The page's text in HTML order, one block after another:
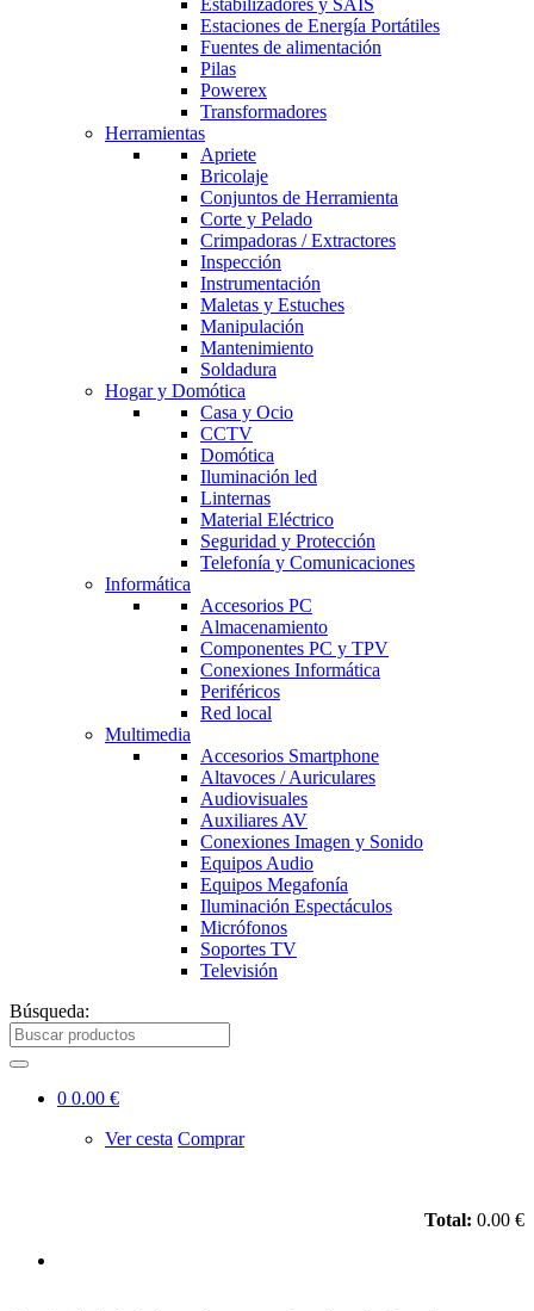
Estabilizadores y SAIS
Estaciones de Energía Portátiles
Fuentes de alimentación
Pilas
Powerex
Transformadores
Herramientas
Apriete
Bricolaje
Conjuntos de Herramienta
Corte y Pelado
Crimpadoras / Extractores
Inspección
Instrumentación
Maletas y Estuches
Manipulación
Mantenimiento
Soldadura
Hogar y Domótica
Casa y Ocio
CCTV
Domótica
Iluminación led
Linternas
Material Eléctrico
Seguridad y Protección
Telefonía y Comunicaciones
Informática
Accesorios PC
Almacenamiento
Componentes PC y TPV
Conexiones Informática
Periféricos
Red local
Multimedia
Accesorios Smartphone
Altavoces / Auriculares
Audiovisuales
Auxiliares AV
Conexiones Imagen y Sonido
Equipos Audio
Equipos Megafonía
Iluminación Espectáculos
Micrófonos
Soportes TV
Televisión
Búsqueda:
0 0.00 €
Ver cesta Comprar
Total: 0.00 €